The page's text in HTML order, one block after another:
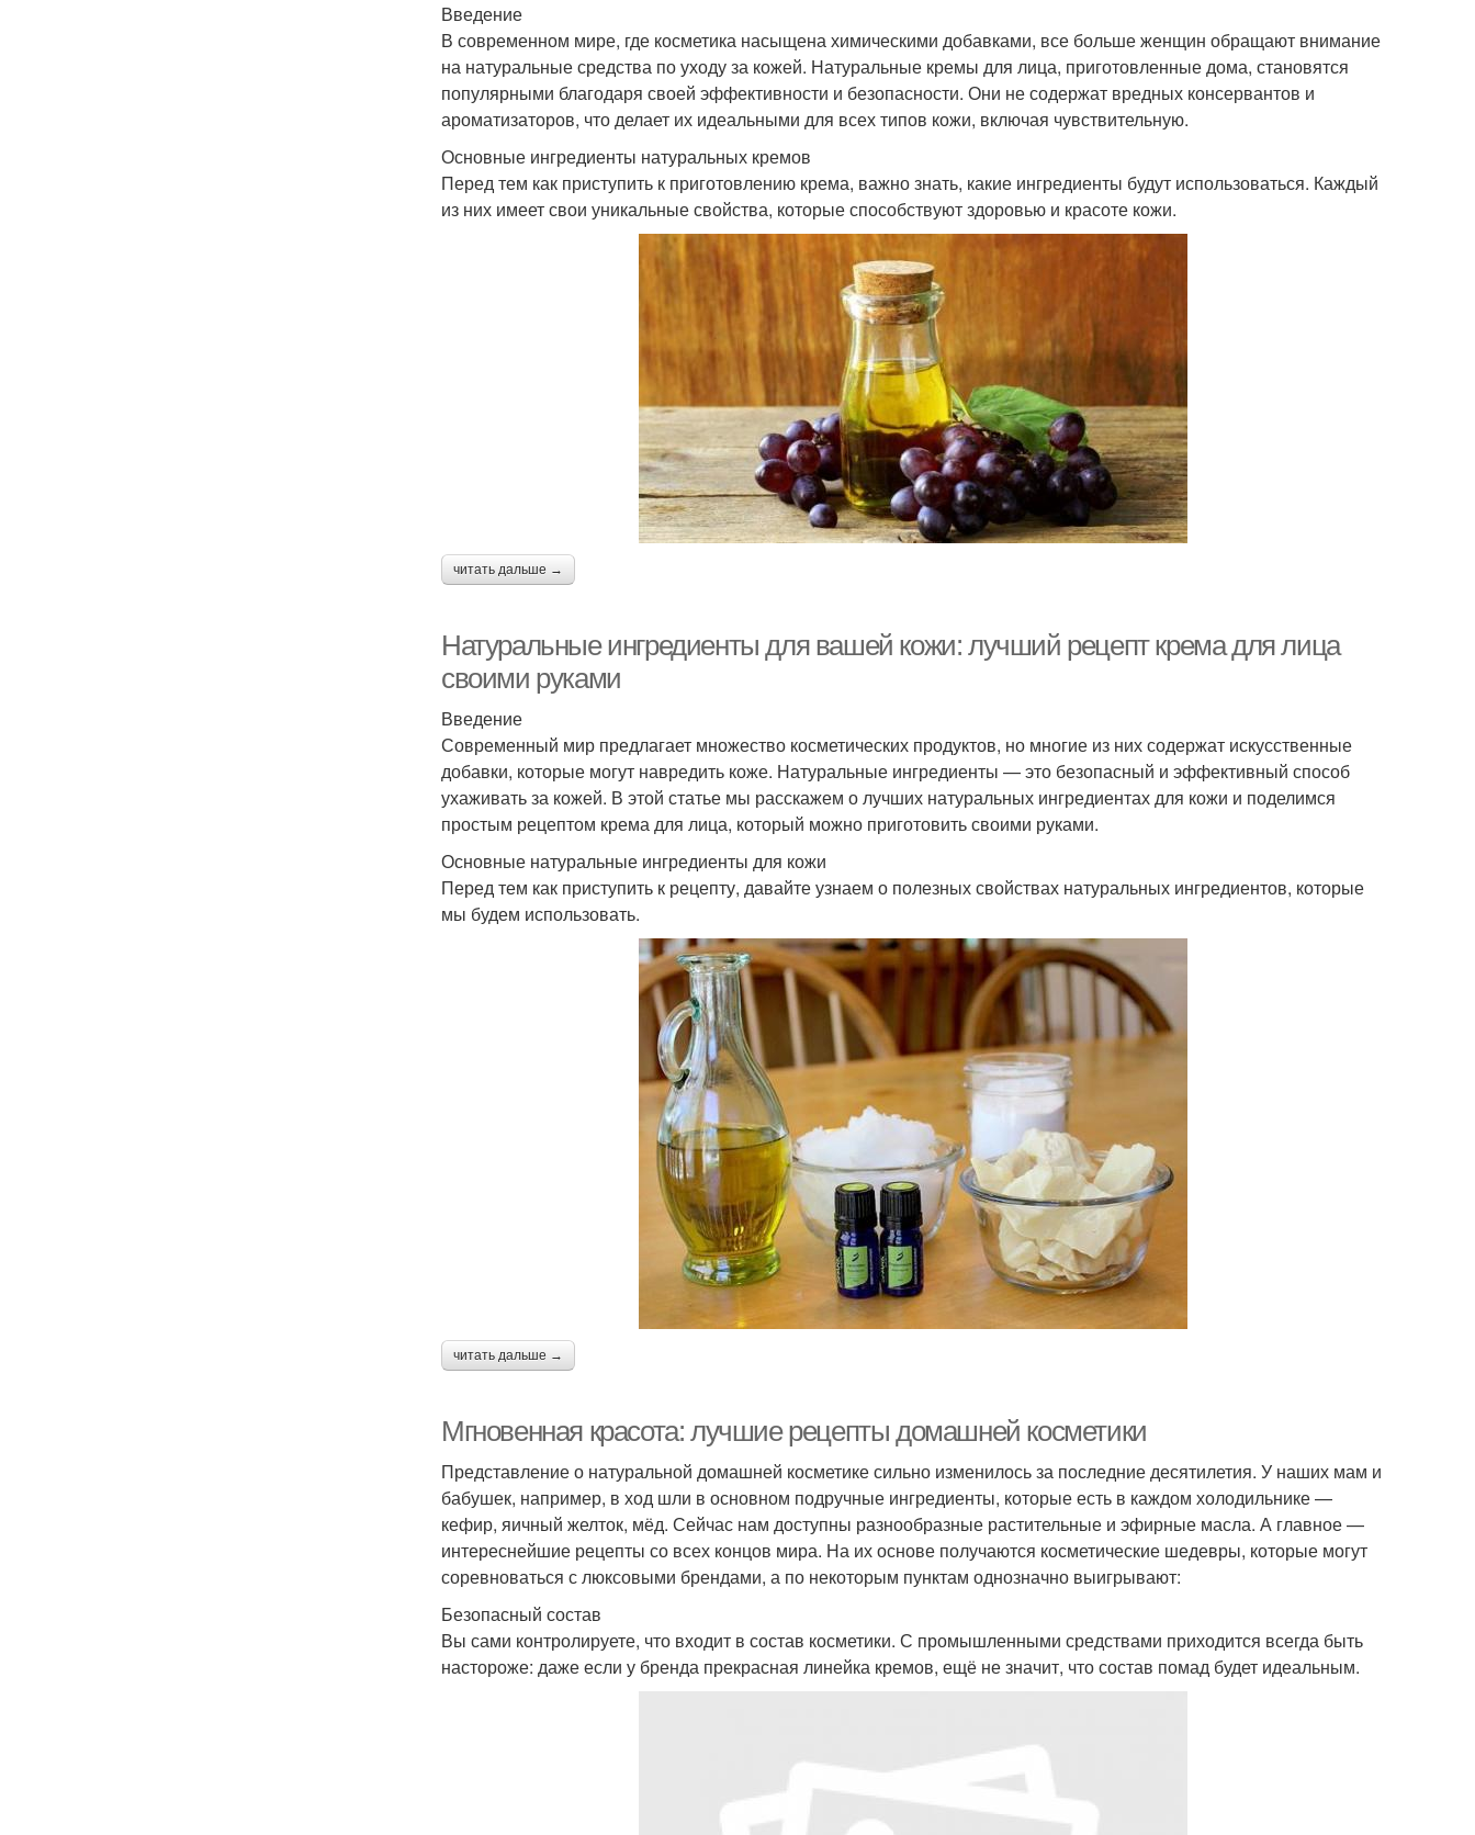
Введение
В современном мире, где косметика насыщена химическими добавками, все больше женщин обращают внимание
на натуральные средства по уходу за кожей. Натуральные кремы для лица, приготовленные дома, становятся
популярными благодаря своей эффективности и безопасности. Они не содержат вредных консервантов и
ароматизаторов, что делает их идеальными для всех типов кожи, включая чувствительную.
Основные ингредиенты натуральных кремов
Перед тем как приступить к приготовлению крема, важно знать, какие ингредиенты будут использоваться. Каждый
из них имеет свои уникальные свойства, которые способствуют здоровью и красоте кожи.
читать дальше →
Натуральные ингредиенты для вашей кожи: лучший рецепт крема для лица
своими руками
Введение
Современный мир предлагает множество косметических продуктов, но многие из них содержат искусственные
добавки, которые могут навредить коже. Натуральные ингредиенты — это безопасный и эффективный способ
ухаживать за кожей. В этой статье мы расскажем о лучших натуральных ингредиентах для кожи и поделимся
простым рецептом крема для лица, который можно приготовить своими руками.
Основные натуральные ингредиенты для кожи
Перед тем как приступить к рецепту, давайте узнаем о полезных свойствах натуральных ингредиентов, которые
мы будем использовать.
читать дальше →
Мгновенная красота: лучшие рецепты домашней косметики
Представление о натуральной домашней косметике сильно изменилось за последние десятилетия. У наших мам и
бабушек, например, в ход шли в основном подручные ингредиенты, которые есть в каждом холодильнике —
кефир, яичный желток, мёд. Сейчас нам доступны разнообразные растительные и эфирные масла. А главное —
интереснейшие рецепты со всех концов мира. На их основе получаются косметические шедевры, которые могут
соревноваться с люксовыми брендами, а по некоторым пунктам однозначно выигрывают:
Безопасный состав
Вы сами контролируете, что входит в состав косметики. С промышленными средствами приходится всегда быть
настороже: даже если у бренда прекрасная линейка кремов, ещё не значит, что состав помад будет идеальным.